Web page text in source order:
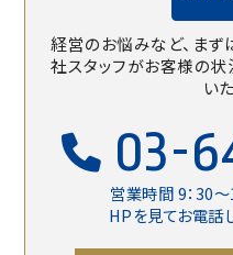
経営のお悩みなど、まず
社スタッフがお客様の
い
03-
営業時間 9：30〜
HPを見てお電話